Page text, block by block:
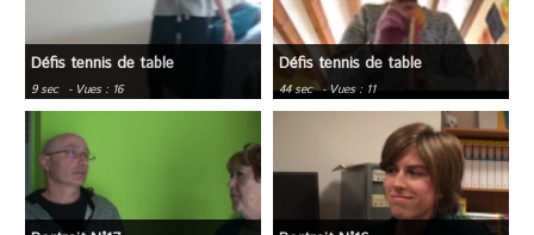
Défis tennis de table
9 sec - Vues : 16
Défis tennis de table
44 sec - Vues : 11